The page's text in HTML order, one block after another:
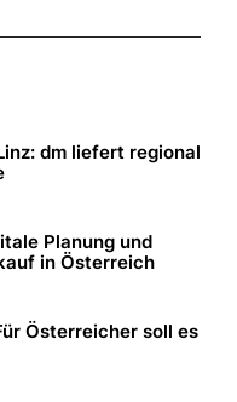
dm liefert regional
Planung und
in Österreich
Österreicher soll es